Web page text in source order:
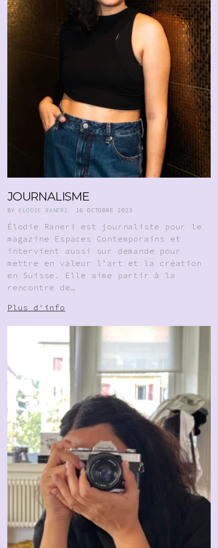
JOURNALISME
BY ELODIE RANERI 16 OCTOBRE 2023
Élodie Raneri est journaliste pour le
magazine Espaces Contemporains et
intervient aussi sur demande pour
mettre en valeur l’art et la création
en Suisse. Elle aime partir à la
rencontre de…
Plus d'info